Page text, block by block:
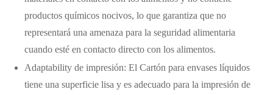
productos químicos nocivos, lo que garantiza que no
representará una amenaza para la seguridad alimentaria
cuando esté en contacto directo con los alimentos.
Adaptability‌ de impresión: El Cartón para envases líquidos
tiene una superficie lisa y es adecuado para la impresión de